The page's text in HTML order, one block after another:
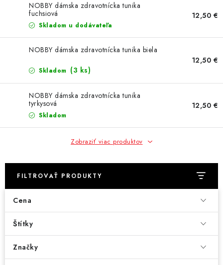
NOBBY dámska zdravotnícka tunika
fuchsiová
Skladom u dodávateľa
12,50 €
NOBBY dámska zdravotnícka tunika biela
Skladom (3 ks)
12,50 €
NOBBY dámska zdravotnícka tunika
tyrkysová
Skladom
12,50 €
Zobraziť viac produktov
FILTROVAŤ PRODUKTY
Cena
Štítky
Značky